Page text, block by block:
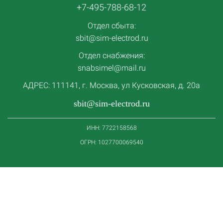
+7-495-788-68-12
Отдел сбыта:
sbit@sim-electrod.ru
Отдел снабжения:
snabsimel@mail.ru
АДРЕС: 111141, г. Москва, ул Кусковская, д. 20а
sbit@sim-electrod.ru
ИНН: 7722158568
ОГРН: 1027700069540